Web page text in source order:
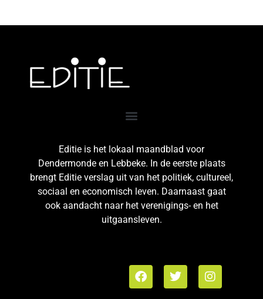
Editie is het lokaal maandblad voor
Dendermonde en Lebbeke. In de eerste plaats
brengt Editie verslag uit van het politiek, cultureel,
sociaal en economisch leven. Daarnaast gaat
ook aandacht naar het verenigings- en het
uitgaansleven.